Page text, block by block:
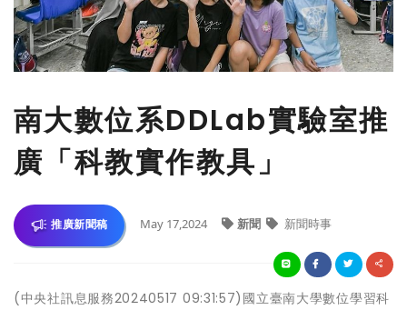
南大數位系DDLab實驗室推
廣「科教實作教具」
推廣新聞稿 May 17,2024 新聞 新聞時事
(中央社訊息服務20240517 09:31:57)國立臺南大學數位學習科